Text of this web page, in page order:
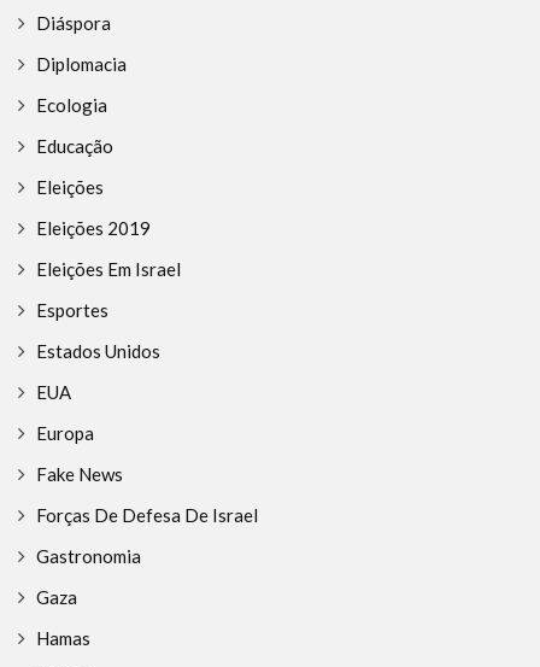
Diáspora
Diplomacia
Ecologia
Educação
Eleições
Eleições 2019
Eleições Em Israel
Esportes
Estados Unidos
EUA
Europa
Fake News
Forças De Defesa De Israel
Gastronomia
Gaza
Hamas